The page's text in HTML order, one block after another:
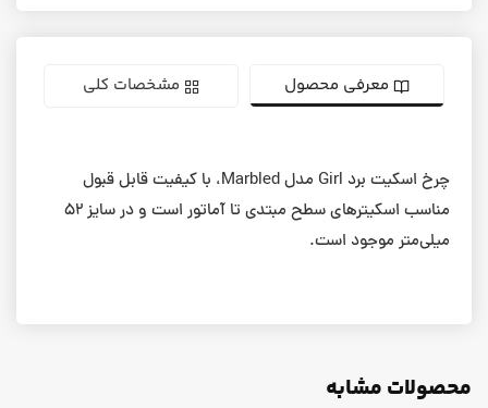
معرفی محصول مشخصات کلی
چرخ اسکیت برد Girl مدل Marbled، با کیفیت قابل قبول
مناسب اسکیترهای سطح مبتدی تا آماتور است و در سایز ۵۲
میلی‌متر موجود است.
محصولات مشابه